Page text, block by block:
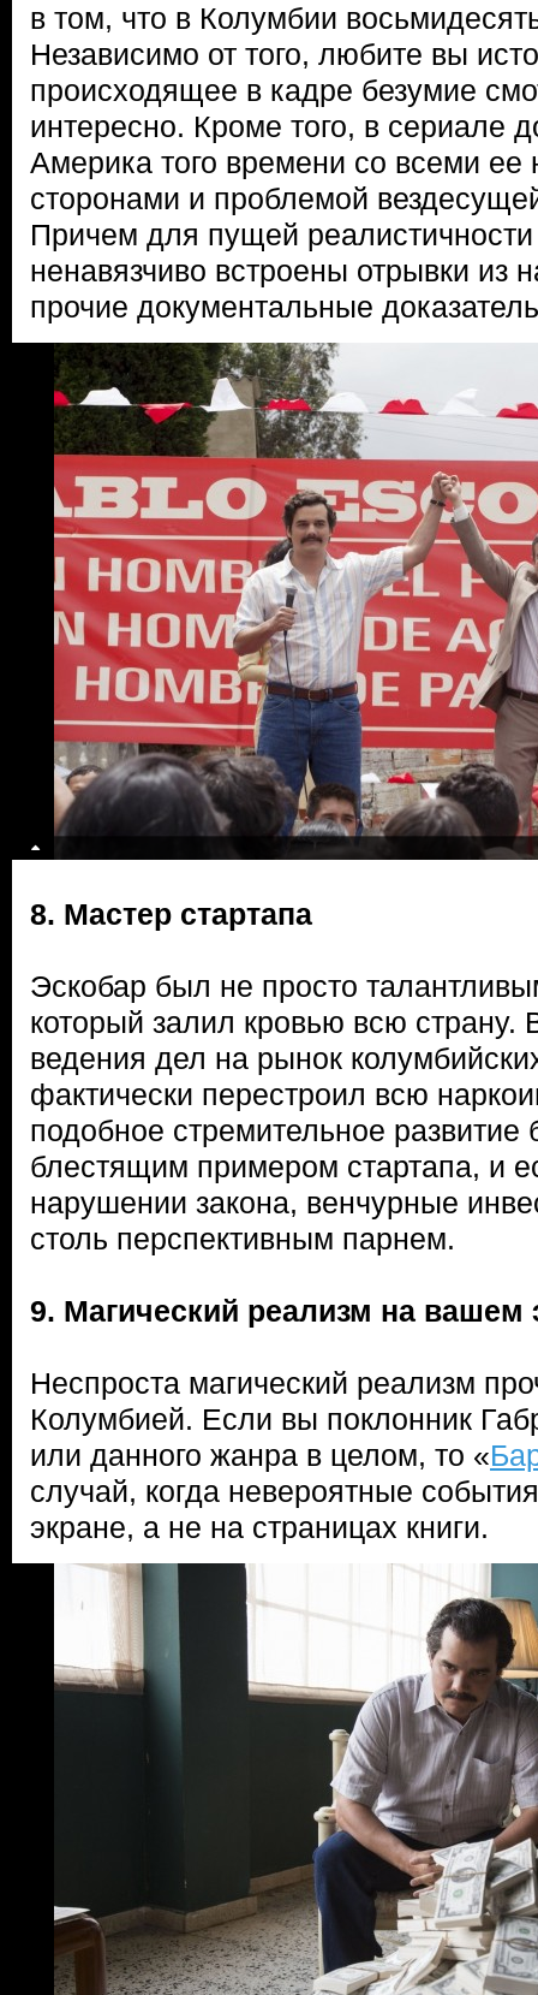
в том, что в Колумбии
Независимо от того, любите вы
происходящее в кадре безумие
интересно. Кроме того, в сериале
Америка того времени со всеми ее
сторонами и проблемой
Причем для пущей реалистичности
ненавязчиво встроены отрывки из
прочие документальные
8. Мастер стартапа
Эскобар был не просто
который залил кровью всю страну.
ведения дел на рынок
фактически перестроил всю
подобное стремительное развитие
блестящим примером стартапа, и
нарушении закона, венчурные
столь перспективным парнем.
9. Магический реализм на вашем
Неспроста магический реализм
Колумбией. Если вы поклонник
или данного жанра в целом, то «
случай, когда невероятные
экране, а не на страницах книги.